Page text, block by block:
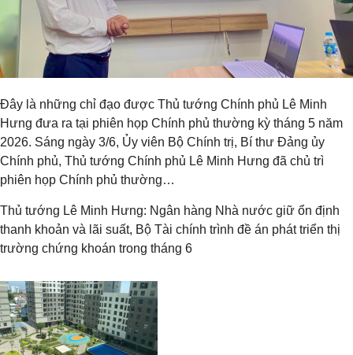
Đây là những chỉ đạo được Thủ tướng Chính phủ Lê Minh
Hưng đưa ra tại phiên họp Chính phủ thường kỳ tháng 5 năm
2026. Sáng ngày 3/6, Ủy viên Bộ Chính trị, Bí thư Đảng ủy
Chính phủ, Thủ tướng Chính phủ Lê Minh Hưng đã chủ trì
phiên họp Chính phủ thường…
Thủ tướng Lê Minh Hưng: Ngân hàng Nhà nước giữ ổn định
thanh khoản và lãi suất, Bộ Tài chính trình đề án phát triển thị
trường chứng khoán trong tháng 6